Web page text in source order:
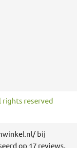
rights reserved
bij
op 17 reviews.